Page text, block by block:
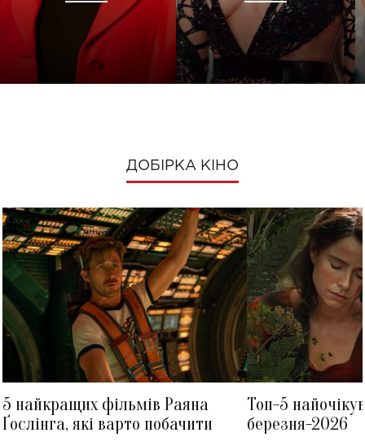
ДОБІРКА КІНО
5 найкращих фільмів Раяна
Ґослінга, які варто побачити
Топ-5
березня-2026